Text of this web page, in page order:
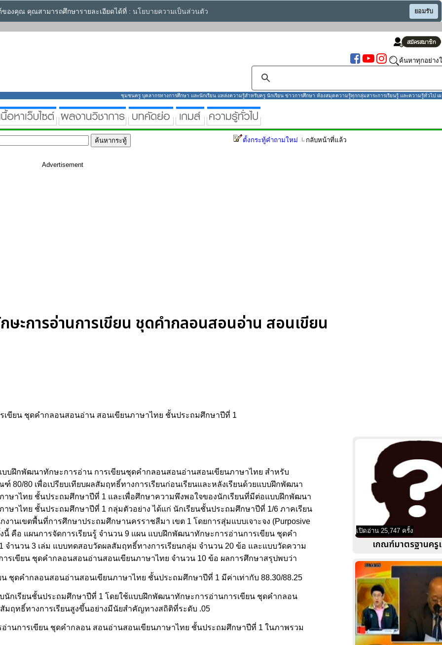
องคุณ คุณสามารถศึกษารายละเอียดได้ที่ : นโยบายความเป็นส่วนตัว ยอมรับ
ค้นหาทุกอย่าง
ชุมชนครู บุคลากรทางการศึกษา และนักเรียน แหล่งความรู้สำหรับครู นักเรียน ข่าวการศึกษา ห้องสมุดความรู้ทุกกลุ่มสาระการเรียนรู้ และความรู้ทั่วไป เ
ตั้งกระทู้คำถามใหม่ กลับหน้าที่แล้ว
Advertisement
ะการอ่านการเขียน ชุดคำกลอนสอนอ่าน สอนเขียน
เขียน ชุดคำกลอนสอนอ่าน สอนเขียนภาษาไทย ชั้นประถมศึกษาปีที่ 1
บฝึกพัฒนาทักษะการอ่าน การเขียนชุดคำกลอนสอนอ่านสอนเขียนภาษาไทย สำหรับ
80/80 เพื่อเปรียบเทียบผลสัมฤทธิ์ทางการเรียนก่อนเรียนและหลังเรียนด้วยแบบฝึกพัฒนา
ษาไทย ชั้นประถมศึกษาปีที่ 1 และเพื่อศึกษาความพึงพอใจของนักเรียนที่มีต่อแบบฝึกพัฒนา
ษาไทย ชั้นประถมศึกษาปีที่ 1 กลุ่มตัวอย่าง ได้แก่ นักเรียนชั้นประถมศึกษาปีที่ 1/6 ภาคเรียน
านเขตพื้นที่การศึกษาประถมศึกษานครราชสีมา เขต 1 โดยการสุ่มแบบเจาะจง (Purposive
นี้ คือ แผนการจัดการเรียนรู้ จำนวน 9 แผน แบบฝึกพัฒนาทักษะการอ่านการเขียน ชุดคำ
ำนวน 3 เล่ม แบบทดสอบวัดผลสัมฤทธิ์ทางการเรียนกลุ่ม จำนวน 20 ข้อ และแบบวัดความ
เขียน ชุดคำกลอนสอนอ่านสอนเขียนภาษาไทย จำนวน 10 ข้อ ผลการศึกษาสรุปพบว่า
ชุดคำกลอนสอนอ่านสอนเขียนภาษาไทย ชั้นประถมศึกษาปีที่ 1 มีค่าเท่ากับ 88.30/88.25
นักเรียนชั้นประถมศึกษาปีที่ 1 โดยใช้แบบฝึกพัฒนาทักษะการอ่านการเขียน ชุดคำกลอน
ฤทธิ์ทางการเรียนสูงขึ้นอย่างมีนัยสำคัญทางสถิติที่ระดับ .05
านการเขียน ชุดคำกลอน สอนอ่านสอนเขียนภาษาไทย ชั้นประถมศึกษาปีที่ 1 ในภาพรวม
เปิดอ่าน 25,747 ครั้ง
เกณฑ์มาตรฐานครู